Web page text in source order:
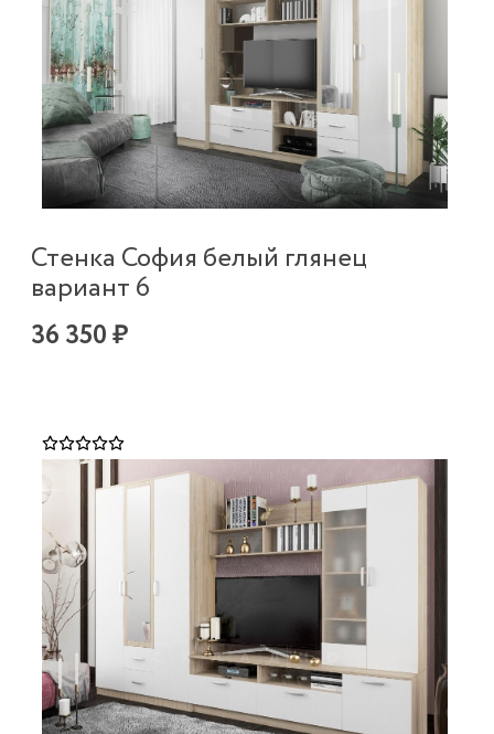
Стенка София белый глянец
вариант 6
36 350 ₽